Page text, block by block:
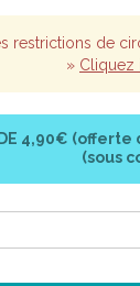
restrictions de
» Cliquez
4,90€ (offerte
(sous